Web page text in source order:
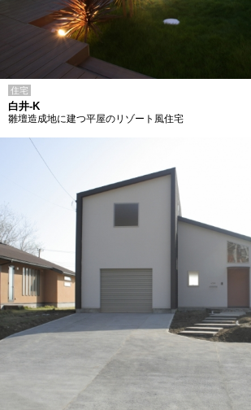
住宅
白井-K
雛壇造成地に建つ平屋のリゾート風住宅